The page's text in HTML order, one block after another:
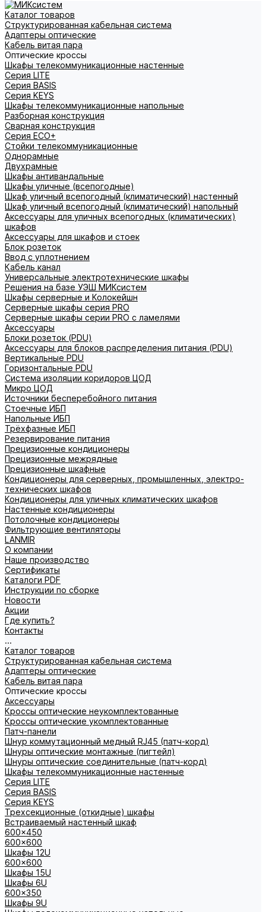
Каталог товаров
Структурированная кабельная система
Адаптеры оптические
Кабель витая пара
Оптические кроссы
Шкафы телекоммуникационные настенные
Cерия LITE
Cерия BASIS
Cерия KEYS
Шкафы телекоммуникационные напольные
Разборная конструкция
Сварная конструкция
Серия ECO+
Стойки телекоммуникационные
Однорамные
Двухрамные
Шкафы антивандальные
Шкафы уличные (всепогодные)
Шкаф уличный всепогодный (климатический) настенный
Шкаф уличный всепогодный (климатический) напольный
Аксессуары для уличных всепогодных (климатических)
шкафов
Аксессуары для шкафов и стоек
Блок розеток
Ввод с уплотнением
Кабель канал
Универсальные электротехнические шкафы
Решения на базе УЭШ МИКсистем
Шкафы серверные и Колокейшн
Серверные шкафы серия PRO
Серверные шкафы серии PRO с ламелями
Аксессуары
Блоки розеток (PDU)
Аксессуары для блоков распределения питания (PDU)
Вертикальные PDU
Горизонтальные PDU
Система изоляции коридоров ЦОД
Микро ЦОД
Источники бесперебойного питания
Стоечные ИБП
Напольные ИБП
Трёхфазные ИБП
Резервирование питания
Прецизионные кондиционеры
Прецизионные межрядные
Прецизионные шкафные
Кондиционеры для серверных, промышленных, электро-
технических шкафов
Кондиционеры для уличных климатических шкафов
Настенные кондиционеры
Потолочные кондиционеры
Фильтрующие вентиляторы
LANMIR
О компании
Наше производство
Сертификаты
Каталоги PDF
Инструкции по сборке
Новости
Акции
Где купить?
Контакты
...
Каталог товаров
Структурированная кабельная система
Адаптеры оптические
Кабель витая пара
Оптические кроссы
Аксессуары
Кроссы оптические неукомплектованные
Кроссы оптические укомплектованные
Патч-панели
Шнур коммутационный медный RJ45 (патч-корд)
Шнуры оптические монтажные (пигтейл)
Шнуры оптические соединительные (патч-корд)
Шкафы телекоммуникационные настенные
Cерия LITE
Cерия BASIS
Cерия KEYS
Трехсекционные (откидные) шкафы
Встраиваемый настенный шкаф
600x450
600x600
Шкафы 12U
600x600
Шкафы 15U
Шкафы 6U
600x350
Шкафы 9U